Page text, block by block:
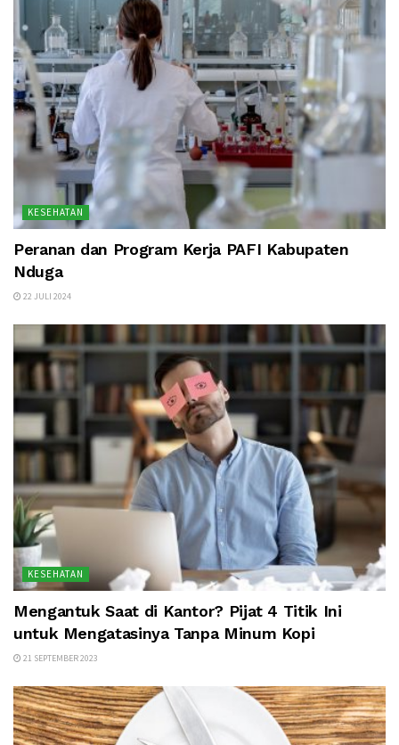
KESEHATAN
Peranan dan Program Kerja PAFI Kabupaten
Nduga
22 JULI 2024
KESEHATAN
Mengantuk Saat di Kantor? Pijat 4 Titik Ini
untuk Mengatasinya Tanpa Minum Kopi
21 SEPTEMBER 2023